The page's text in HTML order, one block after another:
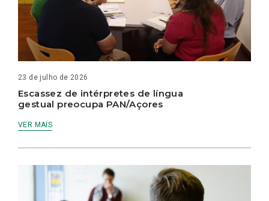
23 de julho de 2026
Escassez de intérpretes de língua
gestual preocupa PAN/Açores
VER MAIS